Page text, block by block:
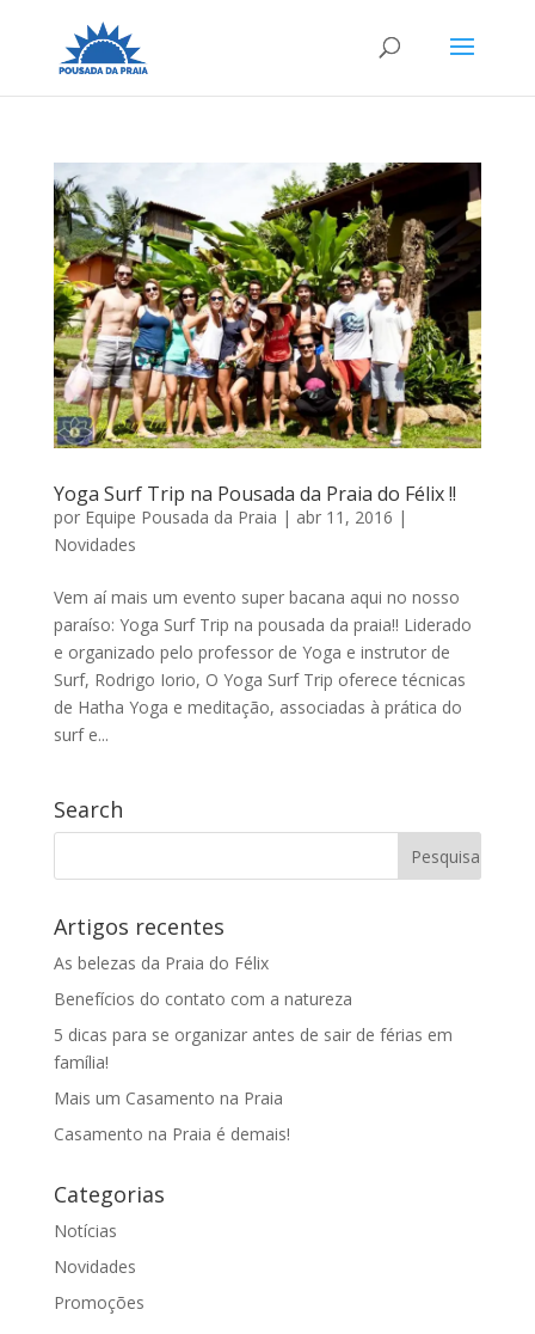
Yoga Surf Trip na Pousada da Praia do Félix !!
por Equipe Pousada da Praia | abr 11, 2016 |
Novidades
Vem aí mais um evento super bacana aqui no nosso
paraíso: Yoga Surf Trip na pousada da praia!! Liderado
e organizado pelo professor de Yoga e instrutor de
Surf, Rodrigo Iorio, O Yoga Surf Trip oferece técnicas
de Hatha Yoga e meditação, associadas à prática do
surf e...
Search
Artigos recentes
As belezas da Praia do Félix
Benefícios do contato com a natureza
5 dicas para se organizar antes de sair de férias em
família!
Mais um Casamento na Praia
Casamento na Praia é demais!
Categorias
Notícias
Novidades
Promoções